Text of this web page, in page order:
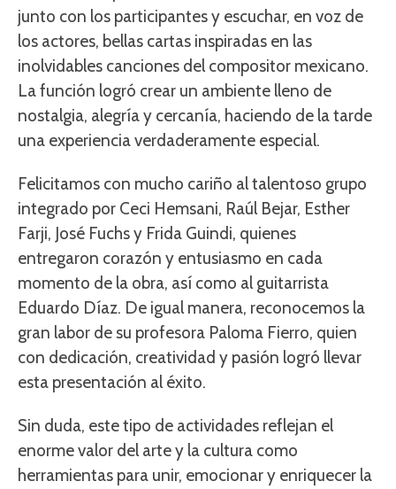
junto con los participantes y escuchar, en voz de
los actores, bellas cartas inspiradas en las
inolvidables canciones del compositor mexicano.
La función logró crear un ambiente lleno de
nostalgia, alegría y cercanía, haciendo de la tarde
una experiencia verdaderamente especial.
Felicitamos con mucho cariño al talentoso grupo
integrado por Ceci Hemsani, Raúl Bejar, Esther
Farji, José Fuchs y Frida Guindi, quienes
entregaron corazón y entusiasmo en cada
momento de la obra, así como al guitarrista
Eduardo Díaz. De igual manera, reconocemos la
gran labor de su profesora Paloma Fierro, quien
con dedicación, creatividad y pasión logró llevar
esta presentación al éxito.
Sin duda, este tipo de actividades reflejan el
enorme valor del arte y la cultura como
herramientas para unir, emocionar y enriquecer la